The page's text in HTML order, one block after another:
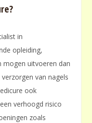
in
opleiding,
mogen uitvoeren dan
van nagels
ook
verhoogd risico
zoals